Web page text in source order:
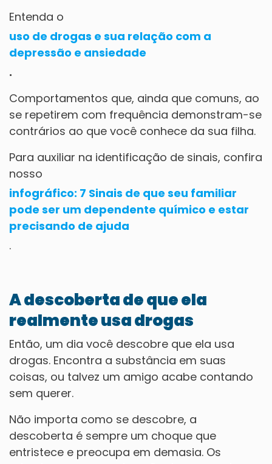
Entenda o
uso de drogas e sua relação com a
depressão e ansiedade
.
Comportamentos que, ainda que comuns, ao
se repetirem com frequência demonstram-se
contrários ao que você conhece da sua filha.
Para auxiliar na identificação de sinais, confira
nosso
infográfico: 7 Sinais de que seu familiar
pode ser um dependente químico e estar
precisando de ajuda
.
A descoberta de que ela
realmente usa drogas
Então, um dia você descobre que ela usa
drogas. Encontra a substância em suas
coisas, ou talvez um amigo acabe contando
sem querer.
Não importa como se descobre, a
descoberta é sempre um choque que
entristece e preocupa em demasia. Os